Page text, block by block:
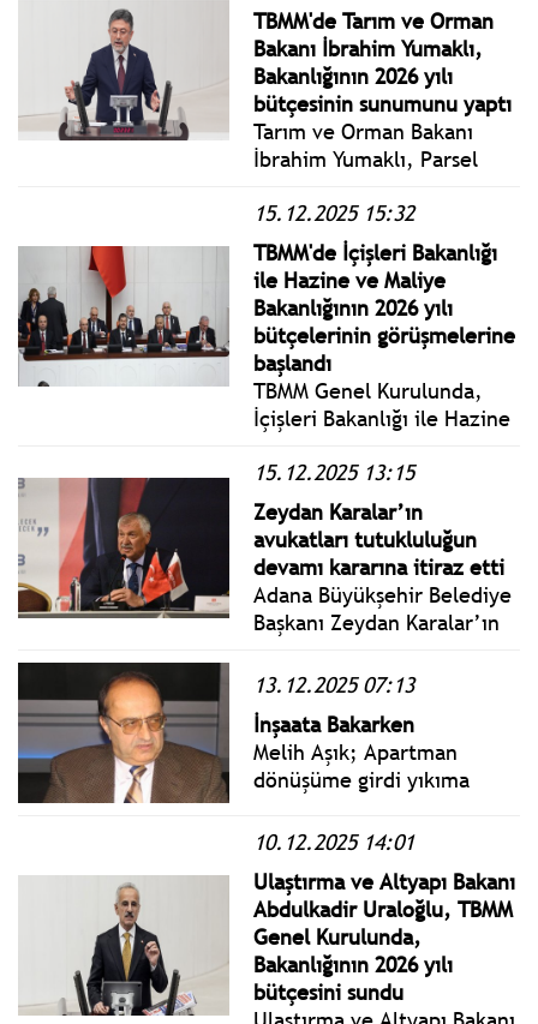
gerçeği olarak
yaşamaktadır. Kuraklık artık
sadece çevresel bir sorun
değil; tarımı, gıdayı, göçü
ve kent yoksulluğunu
belirleyen yapısal bir
krizdir....
TBMM'de Tarım ve Orman
Bakanı İbrahim Yumaklı,
Bakanlığının 2026 yılı
bütçesinin sunumunu yaptı
Tarım ve Orman Bakanı
İbrahim Yumaklı, Parsel
ilişkin "İlk defa bunun
uygulamasını pilot olarak
2026'da Tekirdağ'da
başlatacağız. Artık
üreticilerimiz kendi
tarlasındaki verime göre
tazminat alabilecek." dedi.
15.12.2025 15:32
TBMM'de İçişleri Bakanlığı
ile Hazine ve Maliye
Bakanlığının 2026 yılı
bütçelerinin görüşmelerine
başlandı
TBMM Genel Kurulunda,
İçişleri Bakanlığı ile Hazine
yılı bütçelerinin
görüşmelerine başlandı.
15.12.2025 13:15
Zeydan Karalar’ın
avukatları tutukluluğun
devamı kararına itiraz etti
Adana Büyükşehir Belediye
Başkanı Zeydan Karalar’ın
devamı kararına itiraz etti.
Delil olarak gösterilen
Masak raporu, bilirkişi
raporu, tape kaydı ve HTS
kaydı yok…
13.12.2025 07:13
İnşaata Bakarken
Melih Aşık; Apartman
dönüşüme girdi yıkıma
ustaları izliyoruz. Her biri
adamlar. Evinde bir köşede
oturacak ve torun sevecek
yerde günde 10 saat işçilik
yapıyorlar. Belediyelerin
yol inşaatlarında aynı yaşlı
10.12.2025 14:01
Ulaştırma ve Altyapı Bakanı
Abdulkadir Uraloğlu, TBMM
Genel Kurulunda,
Bakanlığının 2026 yılı
bütçesini sundu